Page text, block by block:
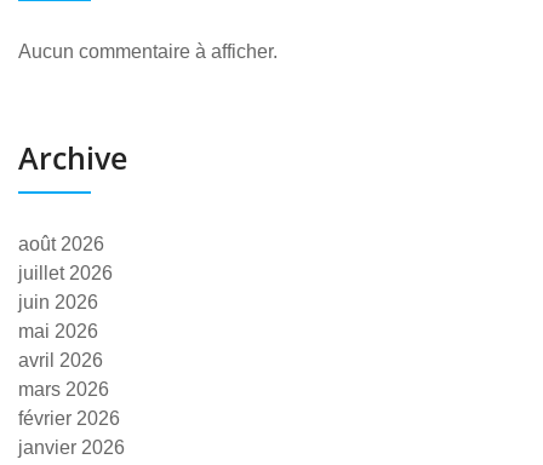
Aucun commentaire à afficher.
Archive
août 2026
juillet 2026
juin 2026
mai 2026
avril 2026
mars 2026
février 2026
janvier 2026